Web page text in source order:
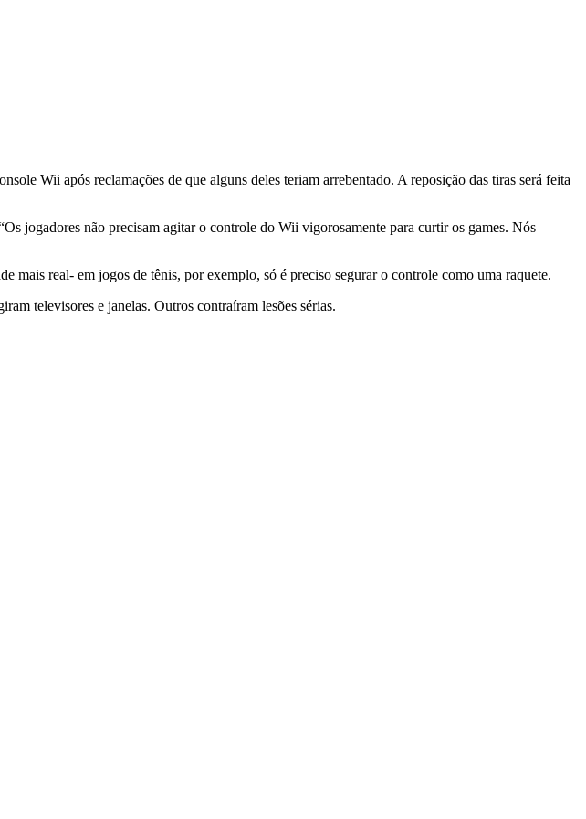
Wii após reclamações de que alguns deles teriam arrebentado. A reposição das tiras será feita
jogadores não precisam agitar o controle do Wii vigorosamente para curtir os games. Nós
real- em jogos de tênis, por exemplo, só é preciso segurar o controle como uma raquete.
televisores e janelas. Outros contraíram lesões sérias.